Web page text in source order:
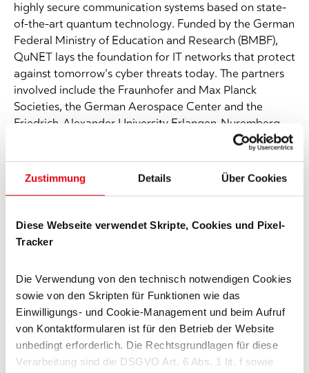
Zustimmung Details Über Cookies
Diese Webseite verwendet Skripte, Cookies und Pixel-
Tracker
Die Verwendung von den technisch notwendigen Cookies
sowie von den Skripten für Funktionen wie das
Einwilligungs- und Cookie-Management und beim Aufruf
von Kontaktformularen ist für den Betrieb der Website
unbedingt erforderlich. Die Rechtsgrundlagen für diese
Verarbeitung sind die DSGVO Art. 6 Abs. 1 lit. f sowie
highly secure communication systems based on state-
of-the-art quantum technology. Funded by the German
Federal Ministry of Education and Research (BMBF),
QuNET lays the foundation for IT networks that protect
against tomorrow's cyber threats today. The partners
involved include the Fraunhofer and Max Planck
Societies, the German Aerospace Center and the
Friedrich-Alexander University Erlangen-Nuremberg.
Together with several companies and the Friedrich-
Alexander University Erlangen-Nuremberg, we are
secure quantum key management system (QKMS). We
are contributing our experience from customer
interfaces and implementation look like? The aim is to
make the QKMS robust and as easy to use as possible.